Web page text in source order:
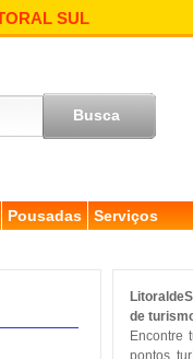
SUL
Pousadas
Serviços
de
Encontre
pontos